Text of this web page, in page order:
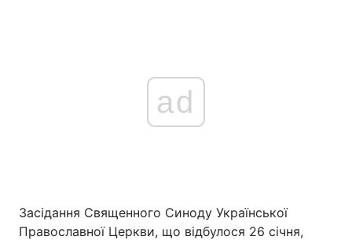
ad
Засідання Священного Синоду Української
Православної Церкви, що відбулося 26 січня,